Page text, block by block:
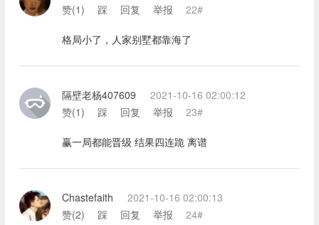
赞(1) 踩 回复 举报 22#
格局小了，人家别墅都靠海了
隔壁老杨407609
2021-10-16 02:00:12
赞(1) 踩 回复 举报 23#
赢一局都能晋级 结果四连跪 离谱
Chastefaith
2021-10-16 02:00:13
赞(2) 踩 回复 举报 24#